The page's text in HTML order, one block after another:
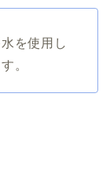
を使用し
。